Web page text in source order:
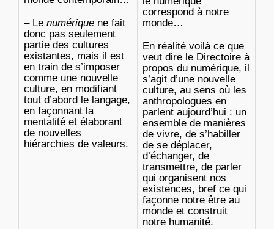
– Le numérique ne fait
donc pas seulement
partie des cultures
existantes, mais il est
en train de s’imposer
comme une nouvelle
culture, en modifiant
tout d’abord le langage,
en façonnant la
mentalité et élaborant
de nouvelles
hiérarchies de valeurs.
correspond à notre
monde…
En réalité voilà ce que
veut dire le Directoire à
propos du numérique, il
s’agit d’une nouvelle
culture, au sens où les
anthropologues en
parlent aujourd’hui : un
ensemble de manières
de vivre, de s’habiller
de se déplacer,
d’échanger, de
transmettre, de parler
qui organisent nos
existences, bref ce qui
façonne notre être au
monde et construit
notre humanité.